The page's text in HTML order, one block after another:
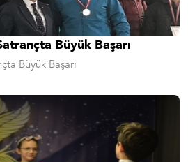
Büyük Başarı
Büyük Başarı